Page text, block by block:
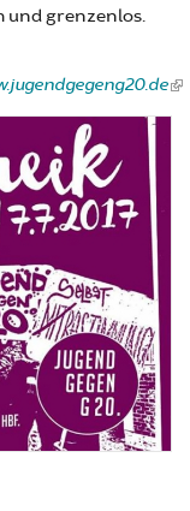
und grenzenlos.